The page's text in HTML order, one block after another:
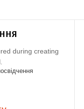
during creating